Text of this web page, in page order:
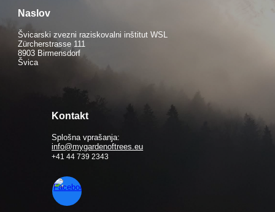
Naslov
Švicarski zvezni raziskovalni inštitut WSL
Zürcherstrasse 111
8903 Birmensdorf
Švica
Kontakt
Splošna vprašanja:
info@mygardenoftrees.eu
+41 44 739 2343